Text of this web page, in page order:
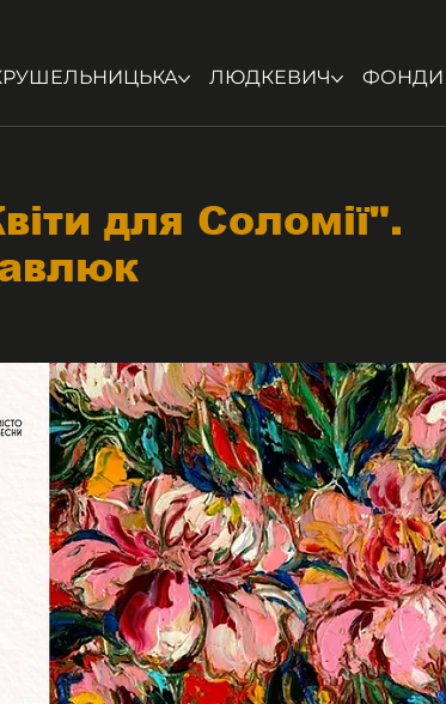
ЛЮДКЕВИЧ ФОНДИ
для Соломії".